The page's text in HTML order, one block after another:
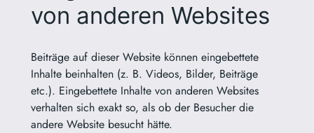
von anderen Websites
Beiträge auf dieser Website können eingebettete
Inhalte beinhalten (z. B. Videos, Bilder, Beiträge
etc.). Eingebettete Inhalte von anderen Websites
verhalten sich exakt so, als ob der Besucher die
andere Website besucht hätte.